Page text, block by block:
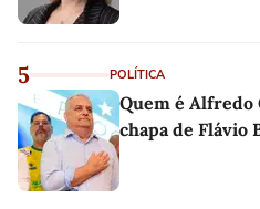
5 POLÍTICA
Quem é Alfredo
chapa de Flávio